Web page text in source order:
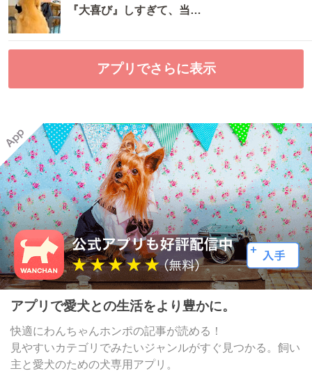
『大喜び』しすぎて、当…
アプリでさらに表示
アプリで愛犬との生活をより豊かに。
快適にわんちゃんホンポの記事が読める！
見やすいカテゴリでみたいジャンルがすぐ見つかる。飼い
主と愛犬のための犬専用アプリ。